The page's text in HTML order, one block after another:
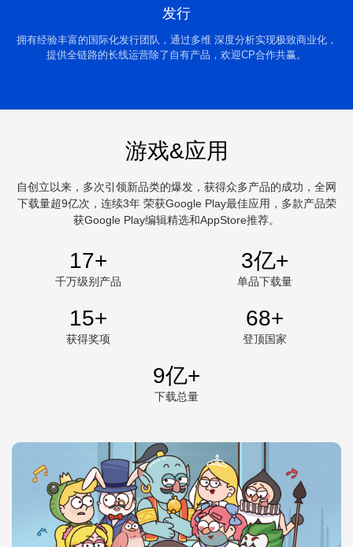
发行
拥有经验丰富的国际化发行团队，通过多维 深度分析实现极致商业化，
提供全链路的长线运营除了自有产品，欢迎CP合作共赢。
游戏&应用
自创立以来，多次引领新品类的爆发，获得众多产品的成功，全网
下载量超9亿次，连续3年 荣获Google Play最佳应用，多款产品荣
获Google Play编辑精选和AppStore推荐。
20+
千万级别产品
3亿+
单品下载量
15+
获得奖项
86+
登顶国家
9亿+
下载总量